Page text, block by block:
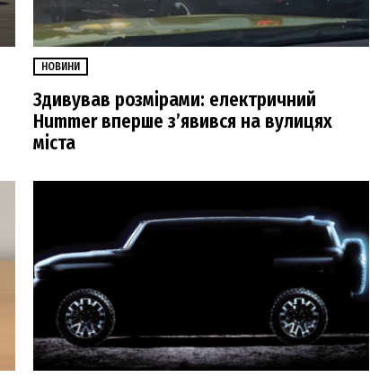
НОВИНИ
Здивував розмірами: електричний
Hummer вперше з’явився на вулицях
міста